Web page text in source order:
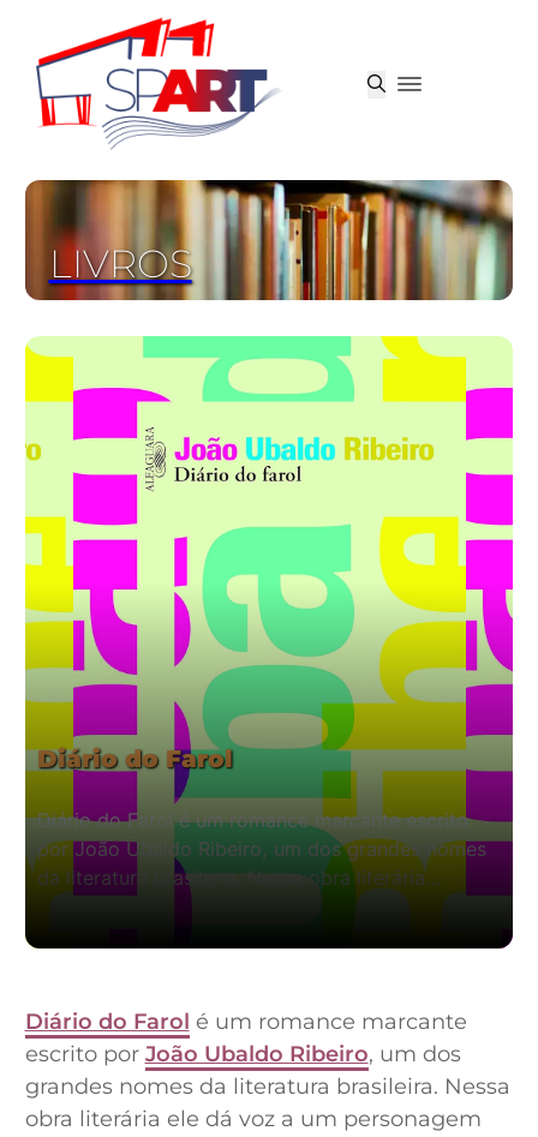
LIVROS
Diário do Farol
Diário do Farol é um romance marcante escrito
por João Ubaldo Ribeiro, um dos grandes nomes
da literatura brasileira. Nessa obra literária…
Diário do Farol é um romance marcante
escrito por João Ubaldo Ribeiro, um dos
grandes nomes da literatura brasileira. Nessa
obra literária ele dá voz a um personagem